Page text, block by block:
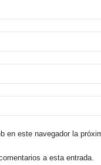
en este navegador la
a esta entrada.